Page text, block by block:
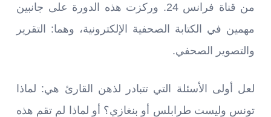
من قناة فرانس 24. وركزت هذه الدورة على جانبين
مهمين في الكتابة الصحفية الإلكترونية، وهما: التقرير
والتصوير الصحفي.
لعل أولى الأسئلة التي تتبادر لذهن القارئ هي: لماذا
تونس وليست طرابلس أو بنغازي؟ أو لماذا لم تقم هذه